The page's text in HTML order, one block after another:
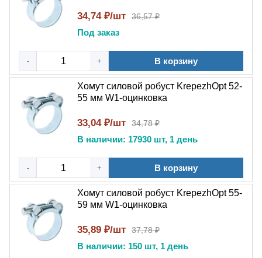
1. Ослабьте гайку с помощью ключа.
2. Снимите болт и аккуратно снимите хомут с
деформаций, трещин, износа резьбы.
4. При отсутствии дефектов очистите хомут от
загрязнений и используйте повторно.
Преимущества и выгоды
Купите силовой хомут Robust W1 с оцинкованным
разного диаметра в экстремальных условиях.
Выдерживает высокие нагрузки, устойчив к вибрациям
и коррозии. Соответствует DIN 3017, гарантия 3 года,
срок службы 10 лет. Идеален для автосервиса,
промышленности и ЖКХ!
Синонимы
34,74 ₽/шт 36,57 ₽
Под заказ
- + В корзину
Хомут силовой робуст KrepezhOpt 52-
55 мм W1-оцинковка
33,04 ₽/шт 34,78 ₽
В наличии: 17930 шт, 1 день
- + В корзину
Хомут силовой робуст KrepezhOpt 55-
59 мм W1-оцинковка
35,89 ₽/шт 37,78 ₽
В наличии: 150 шт, 1 день